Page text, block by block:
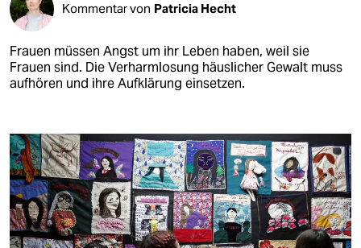
Kommentar von Patricia Hecht
Frauen müssen Angst um ihr Leben haben, weil sie
Frauen sind. Die Verharmlosung häuslicher Gewalt muss
aufhören und ihre Aufklärung einsetzen.